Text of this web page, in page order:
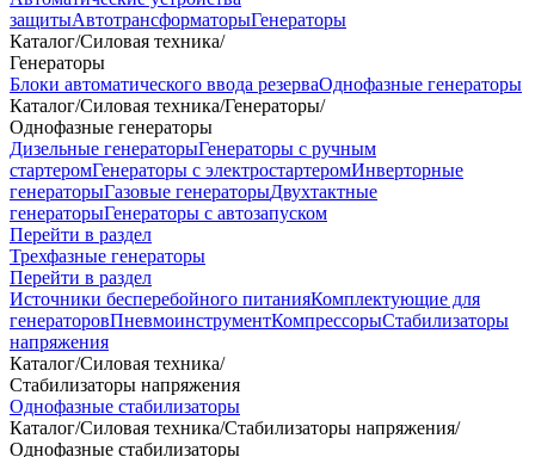
защитыАвтотрансформаторыГенераторы
Каталог/Силовая техника/
Генераторы
Блоки автоматического ввода резерваОднофазные генераторы
Каталог/Силовая техника/Генераторы/
Однофазные генераторы
Дизельные генераторыГенераторы с ручным
стартеромГенераторы с электростартеромИнверторные
генераторыГазовые генераторыДвухтактные
генераторыГенераторы с автозапуском
Перейти в раздел
Трехфазные генераторы
Перейти в раздел
Источники бесперебойного питанияКомплектующие для
генераторовПневмоинструментКомпрессорыСтабилизаторы
напряжения
Каталог/Силовая техника/
Стабилизаторы напряжения
Однофазные стабилизаторы
Каталог/Силовая техника/Стабилизаторы напряжения/
Однофазные стабилизаторы